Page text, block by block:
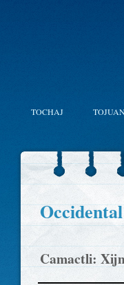
TOCHAJ
Occidental
Camactli: